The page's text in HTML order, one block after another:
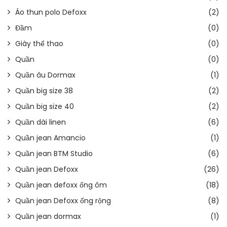
Áo thun polo Defoxx
(2)
Đầm
(0)
Giày thể thao
(0)
Quần
(0)
Quần âu Dormax
(1)
Quần big size 38
(2)
Quần big size 40
(2)
Quần dài linen
(6)
Quần jean Amancio
(1)
Quần jean BTM Studio
(6)
Quần jean Defoxx
(26)
Quần jean defoxx ống ôm
(18)
Quần jean Defoxx ống rộng
(8)
Quần jean dormax
(1)